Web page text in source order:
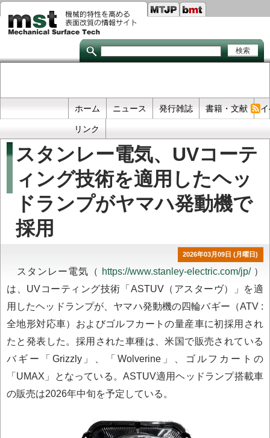
メ
イ
テ
links
ホーム ニュース 発行雑誌 書籍・文献
リンク
スタンレー電気、UVコーテ
ィング技術を適用したヘッ
ドランプがヤマハ発動機で
採用
2026年03月09日 (月曜日)
スタンレー電気（ https://www.stanley-electric.com/jp/）
は、UVコーティング技術「ASTUV（アスターヴ）」を適
用したヘッドランプが、ヤマハ発動機の四輪バギー（ATV :
全地形対応車）およびゴルフカートの量産車に初採用され
たと発表した。採用された車種は、米国で販売されている
バギー「Grizzly」、「Wolverine」、ゴルフカートの
「UMAX」となっている。ASTUV適用ヘッドランプ搭載車
の販売は2026年中旬を予定している。